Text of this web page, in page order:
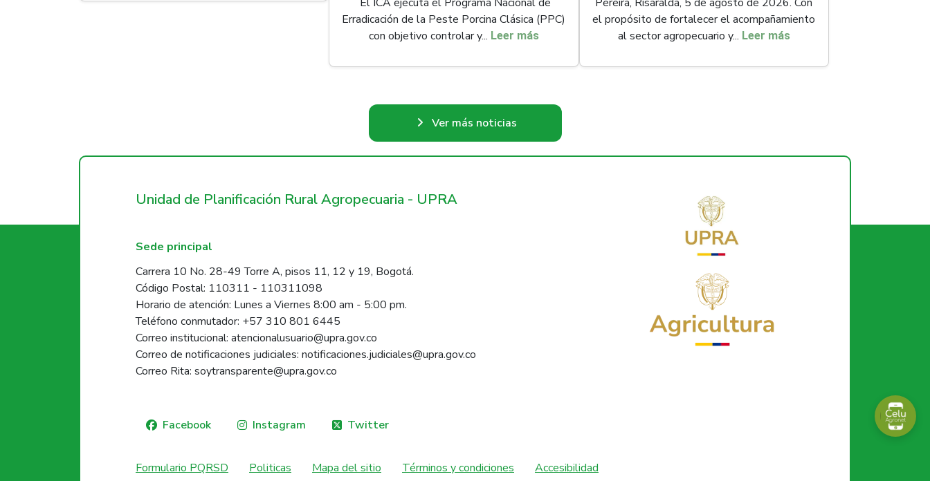
Erradicación de la Peste Porcina Clásica (PPC)
con objetivo controlar y... Leer más
el propósito de fortalecer el acompañamiento
al sector agropecuario y... Leer más
Ver más noticias
Unidad de Planificación Rural Agropecuaria - UPRA
Sede principal
Carrera 10 No. 28-49 Torre A, pisos 11, 12 y 19, Bogotá.
Código Postal: 110311 - 110311098
Horario de atención: Lunes a Viernes 8:00 am - 5:00 pm.
Teléfono conmutador: +57 310 801 6445
Correo institucional: atencionalusuario@upra.gov.co
Correo de notificaciones judiciales: notificaciones.judiciales@upra.gov.co
Correo Rita: soytransparente@upra.gov.co
Facebook Instagram Twitter
Formulario PQRSD Politicas Mapa del sitio Términos y condiciones Accesibilidad